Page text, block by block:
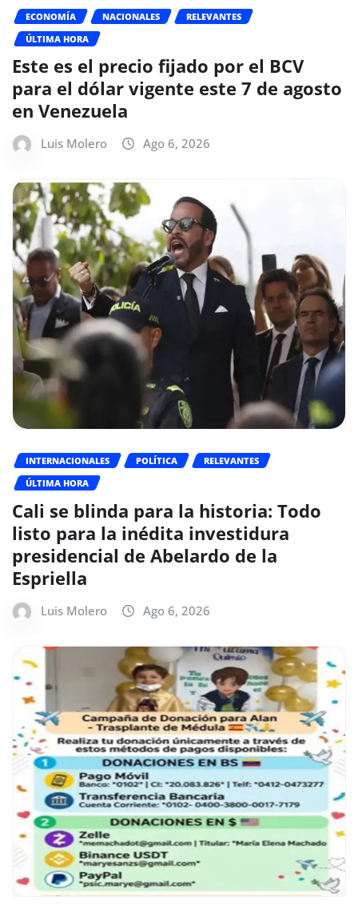
ECONOMÍA NACIONALES
RELEVANTES
ÚLTIMA HORA
Este es el precio fijado por el BCV
para el dólar vigente este 7 de agosto
en Venezuela
Luis Molero Ago 6, 2026
INTERNACIONALES POLÍTICA
RELEVANTES
ÚLTIMA HORA
Cali se blinda para la historia: Todo
listo para la inédita investidura
presidencial de Abelardo de la
Espriella
Luis Molero Ago 6, 2026